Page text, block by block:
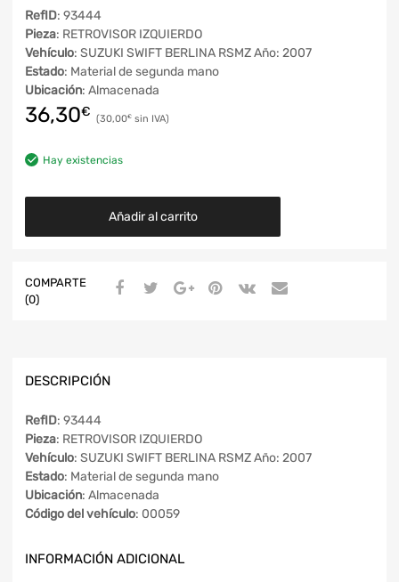
RefID: 93444
Pieza: RETROVISOR IZQUIERDO
Vehículo: SUZUKI SWIFT BERLINA RSMZ Año: 2007
Estado: Material de segunda mano
Ubicación: Almacenada
36,30€ 30,00€
Hay existencias
Añadir al carrito
COMPARTE
(0)
DESCRIPCIÓN
RefID: 93444
Pieza: RETROVISOR IZQUIERDO
Vehículo: SUZUKI SWIFT BERLINA RSMZ Año: 2007
Estado: Material de segunda mano
Ubicación: Almacenada
Código del vehículo: 00059
INFORMACIÓN ADICIONAL